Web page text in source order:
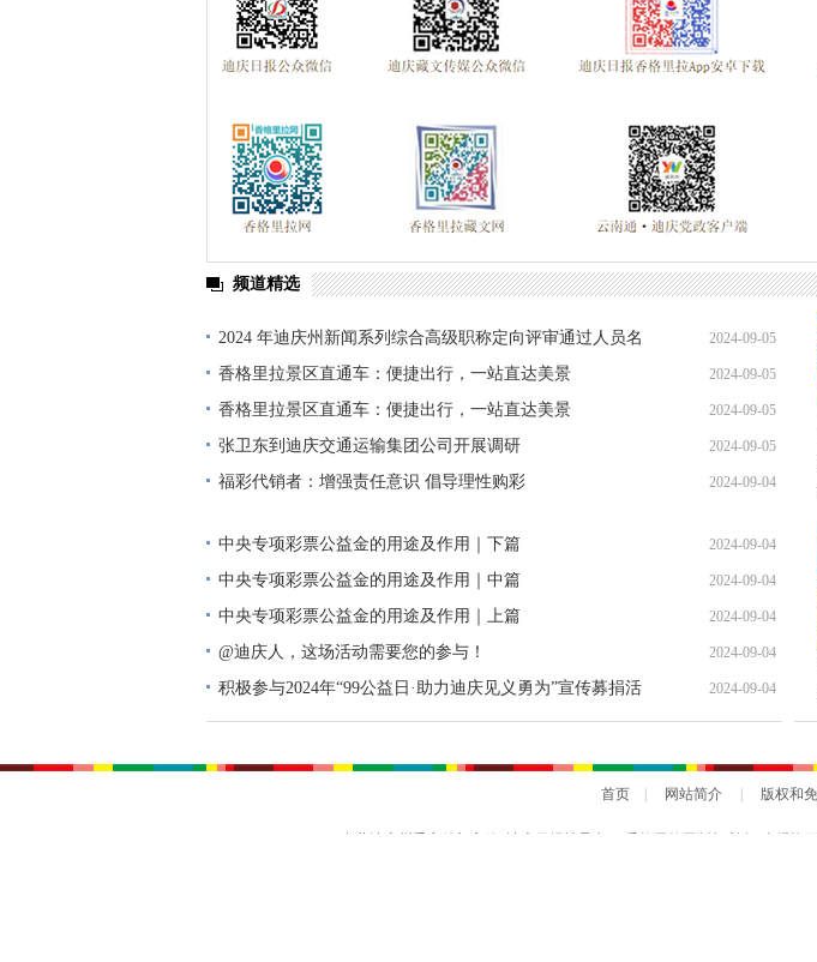
频道精选
2024 年迪庆州新闻系列综合高级职称定向评审通过人员名
单公示
2024-09-05
香格里拉景区直通车：便捷出行，一站直达美景 2024-09-05
香格里拉景区直通车：便捷出行，一站直达美景 2024-09-05
张卫东到迪庆交通运输集团公司开展调研 2024-09-05
福彩代销者：增强责任意识 倡导理性购彩 2024-09-04
中央专项彩票公益金的用途及作用｜下篇 2024-09-04
中央专项彩票公益金的用途及作用｜中篇 2024-09-04
中央专项彩票公益金的用途及作用｜上篇 2024-09-04
@迪庆人，这场活动需要您的参与！ 2024-09-04
积极参与2024年“99公益日·助力迪庆见义勇为”宣传募捐活
动倡议书
2024-09-04